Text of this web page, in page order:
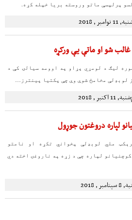
پرلپسې ماتو وروسته بریا خپله کړه.
نوامبر , 2018
شو او ماتې یې ورکړه
لیګ د لومړي پړاو په اوومه سیالۍ کې د
لوبډلې مخامخ شوې وې چې پکتیا پینترز…
اکتبر , 2018
لپاره دروغتون جوړول
ملي لوبډلې پخواني تکړه او نامتو
لپاره چې د زړه په ناروغۍ اخته دي
, 2018